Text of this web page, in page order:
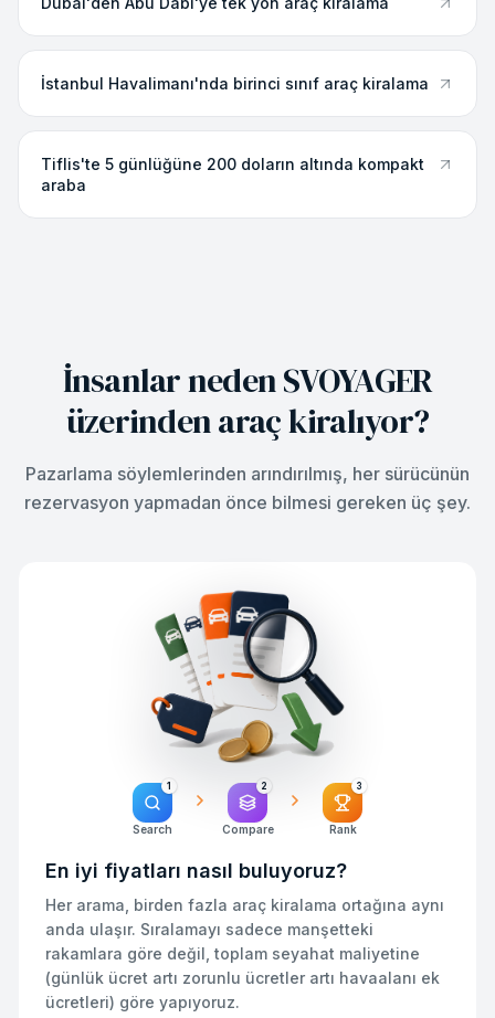
İstanbul Havalimanı'nda birinci sınıf araç kiralama
Tiflis'te 5 günlüğüne 200 doların altında kompakt
araba
İnsanlar neden SVOYAGER
üzerinden araç kiralıyor?
Pazarlama söylemlerinden arındırılmış, her sürücünün
rezervasyon yapmadan önce bilmesi gereken üç şey.
1
Search
2
Compare
3
Rank
En iyi fiyatları nasıl buluyoruz?
Her arama, birden fazla araç kiralama ortağına aynı
anda ulaşır. Sıralamayı sadece manşetteki
rakamlara göre değil, toplam seyahat maliyetine
(günlük ücret artı zorunlu ücretler artı havaalanı ek
ücretleri) göre yapıyoruz.